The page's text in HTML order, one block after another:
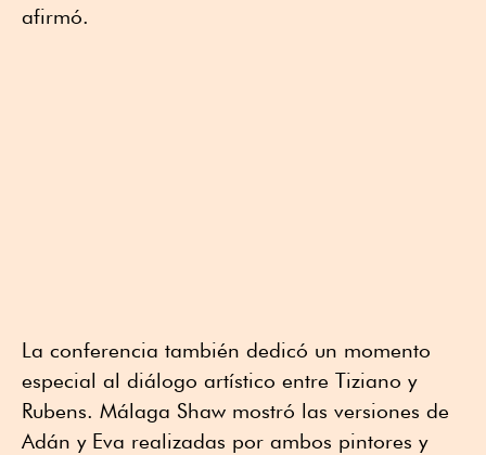
afirmó.
La conferencia también dedicó un momento
especial al diálogo artístico entre Tiziano y
Rubens. Málaga Shaw mostró las versiones de
Adán y Eva realizadas por ambos pintores y